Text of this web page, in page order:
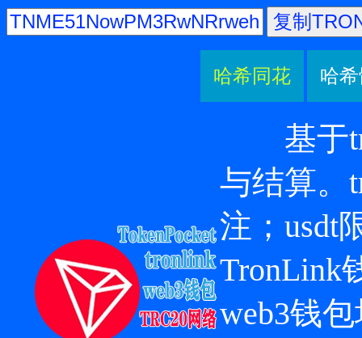
复制
哈希同花 哈
基于
与结算。
注；usdt
TronLink
web3钱